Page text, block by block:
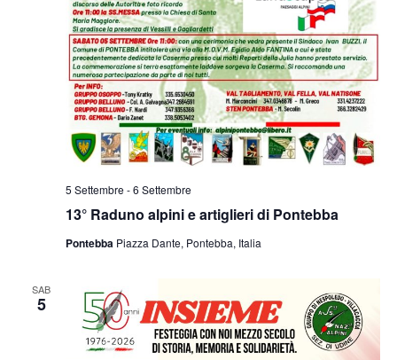
13° Raduno alpini e artiglieri di Pontebba
5 Settembre -6 Settembre
Pontebba Piazza Dante, Pontebba, Italia
SAB
5